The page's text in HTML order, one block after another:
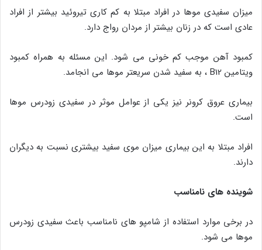
میزان سفیدی موها در افراد مبتلا به کم کاری تیروئید بیشتر از افراد
عادی است که در زنان بیشتر از مردان رواج دارد.
کمبود آهن موجب کم خونی می شود. این مسئله به همراه کمبود
ویتامین B12 ، به سفید شدن سریعتر موها می انجامد.
بیماری عروق کرونر نیز یکی از عوامل موثر در سفیدی زودرس موها
است.
افراد مبتلا به این بیماری میزان موی سفید بیشتری نسبت به دیگران
دارند.
شوینده های نامناسب
در برخی موارد استفاده از شامپو های نامناسب باعث سفیدی زودرس
موها می شود.